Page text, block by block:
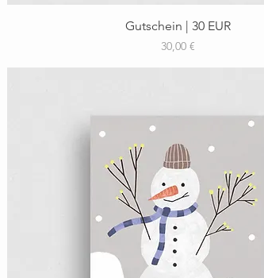
Schnellansicht
Gutschein | 30 EUR
Preis
30,00 €